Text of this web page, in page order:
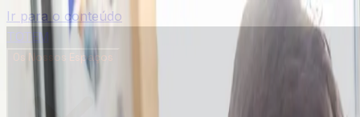
Ir para o conteúdo
TOTEM
Os Nossos Espaços